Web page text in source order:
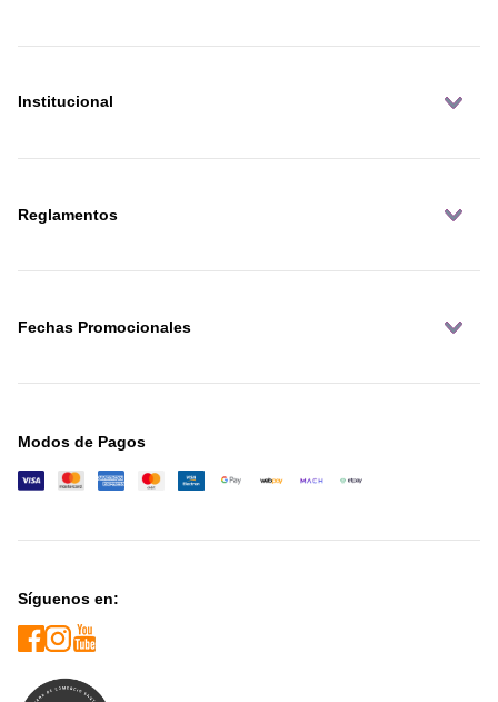
Institucional
Reglamentos
Fechas Promocionales
Modos de Pagos
Síguenos en: